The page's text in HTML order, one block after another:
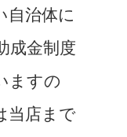
自治体に
成金制度
ますの
当店まで